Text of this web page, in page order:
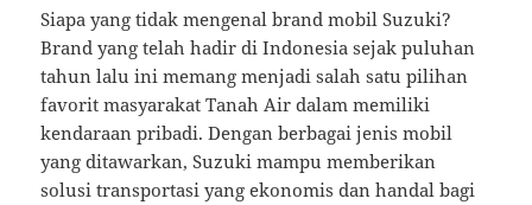
Siapa yang tidak mengenal brand mobil Suzuki?
Brand yang telah hadir di Indonesia sejak puluhan
tahun lalu ini memang menjadi salah satu pilihan
favorit masyarakat Tanah Air dalam memiliki
kendaraan pribadi. Dengan berbagai jenis mobil
yang ditawarkan, Suzuki mampu memberikan
solusi transportasi yang ekonomis dan handal bagi